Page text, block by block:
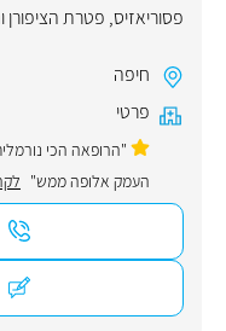
פסוריאזיס, פטרת הציפורן
חיפה
פרטי
"הרופאה הכי
העמק אלופה ממש"